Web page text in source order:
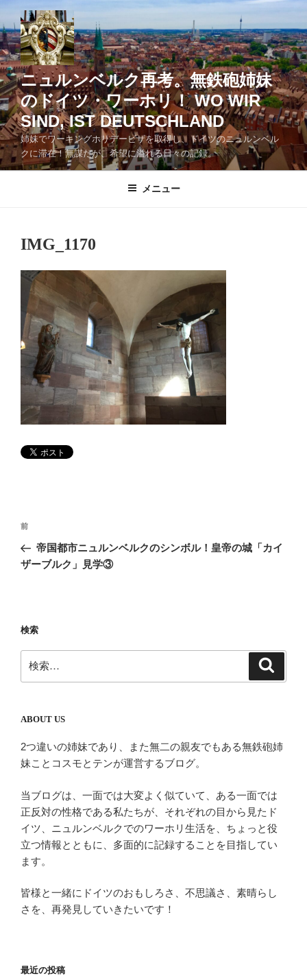
コ
ン
テ
ン
ツ
へ
ス
キ
ッ
プ
ニュルンベルク再考。無鉄砲姉妹
のドイツ・ワーホリ！ WO WIR
SIND, IST DEUTSCHLAND
姉妹でワーキングホリデービザを取得し、ドイツのニュルンベル
クに滞在！無謀だが、希望に溢れる日々の記録。
メニュー
IMG_1170
投
ナ
シ
ョ
ン
前
の
投
前
帝国都市ニュルンベルクのシンボル！皇帝の城「カイ
ザーブルク」見学③
検索
索:
ABOUT US
2つ違いの姉妹であり、また無二の親友でもある無鉄砲姉
妹ことコスモとテンが運営するブログ。
当ブログは、一面では大変よく似ていて、ある一面では
正反対の性格である私たちが、それぞれの目から見たド
イツ、ニュルンベルクでのワーホリ生活を、ちょっと役
立つ情報とともに、多面的に記録することを目指してい
ます。
皆様と一緒にドイツのおもしろさ、不思議さ、素晴らし
さを、再発見していきたいです！
最近の投稿